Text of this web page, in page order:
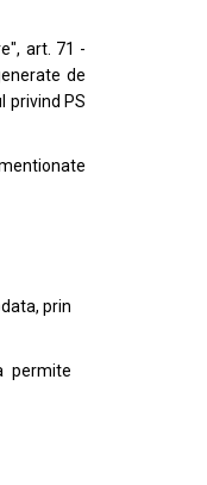
art. 71 -
de
privind PS
prin
permite